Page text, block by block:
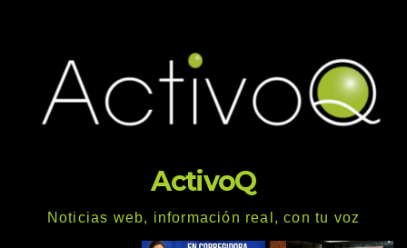
ActivoQ
Noticias web, información real, con tu voz